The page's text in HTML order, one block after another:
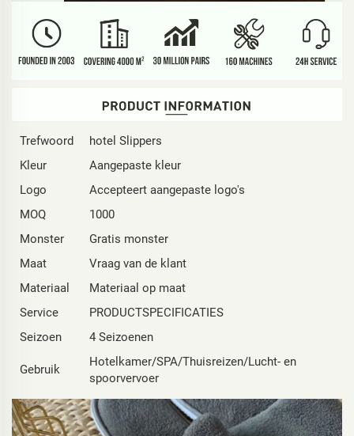
Trefwoord
hotel Slippers
Kleur
Aangepaste kleur
Logo
Accepteert aangepaste logo's
MOQ
1000
Monster
Gratis monster
Maat
Vraag van de klant
Materiaal
Materiaal op maat
Service
PRODUCTSPECIFICATIES
Seizoen
4 Seizoenen
Gebruik
Hotelkamer/SPA/Thuisreizen/Lucht- en
spoorvervoer